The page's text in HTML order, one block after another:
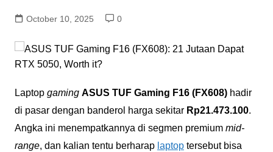
October 10, 2025 0
Laptop gaming ASUS TUF Gaming F16 (FX608)hadir
di pasar dengan banderol harga sekitar Rp21.473.100.
Angka ini menempatkannya di segmen premium mid-
range, dan kalian tentu berharap laptoptersebut bisa